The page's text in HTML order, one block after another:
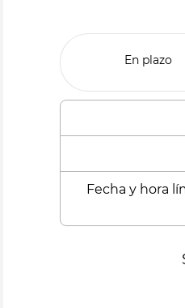
En plazo
Fecha y hora